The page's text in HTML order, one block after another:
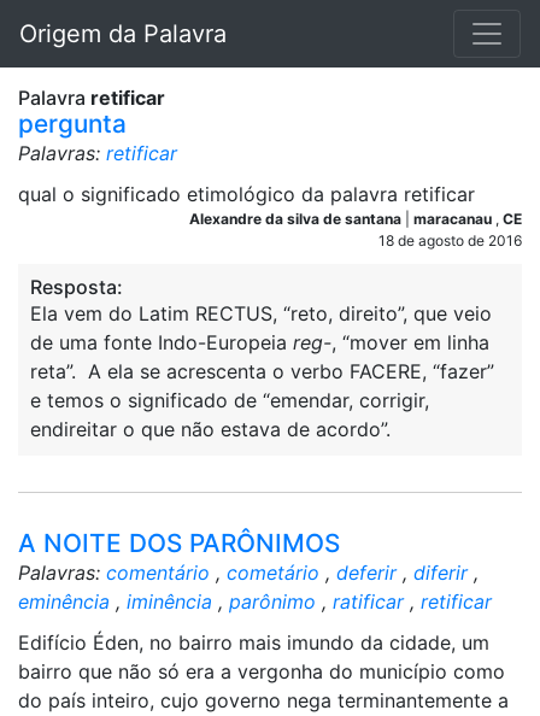
Origem da Palavra
Palavra retificar
pergunta
Palavras: retificar
qual o significado etimológico da palavra retificar
Alexandre da silva de santana maracanau , CE
18 de agosto de 2016
Resposta:
Ela vem do Latim RECTUS, “reto, direito”, que veio
de uma fonte Indo-Europeia reg-, “mover em linha
reta”. A ela se acrescenta o verbo FACERE, “fazer”
e temos o significado de “emendar, corrigir,
endireitar o que não estava de acordo”.
A NOITE DOS PARÔNIMOS
Palavras: comentário , cometário , deferir, diferir,
eminência , iminência , parônimo , ratificar, retificar
Edifício Éden, no bairro mais imundo da cidade, um
bairro que não só era a vergonha do município como
do país inteiro, cujo governo nega terminantemente a